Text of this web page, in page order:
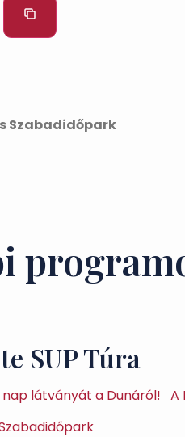
Szabadidőpark
SUP Túra
nap látványát a Dunáról! A